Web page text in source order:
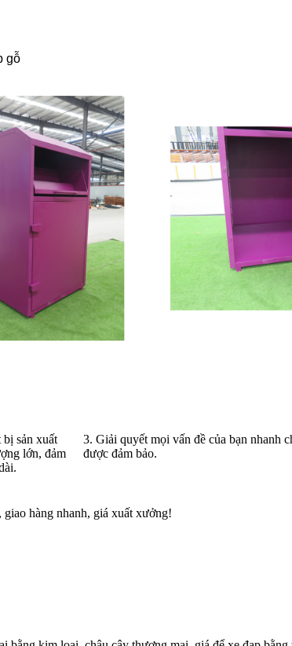
gỗ
sản xuất
lớn, đảm
3. Giải quyết mọi vấn đề của bạn nhanh
được đảm bảo.
giao hàng nhanh, giá xuất xưởng!